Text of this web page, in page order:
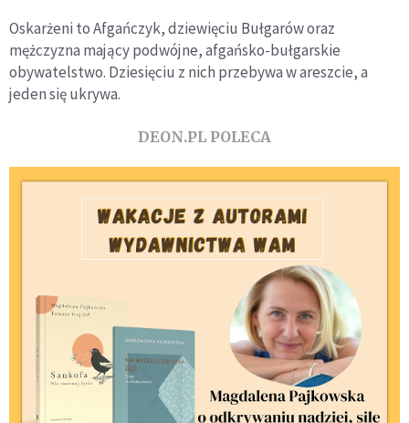
Oskarżeni to Afgańczyk, dziewięciu Bułgarów oraz
mężczyzna mający podwójne, afgańsko-bułgarskie
obywatelstwo. Dziesięciu z nich przebywa w areszcie, a
jeden się ukrywa.
DEON.PL POLECA